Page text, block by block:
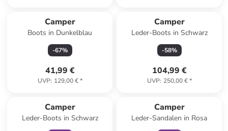
Camper
Boots in Dunkelblau
-67%
41,99 €
UVP: 129,00 €*
Camper
Leder-Boots in Schwarz
-58%
104,99 €
UVP: 250,00 €*
Camper
Leder-Boots in Schwarz
Camper
Leder-Sandalen in Rosa